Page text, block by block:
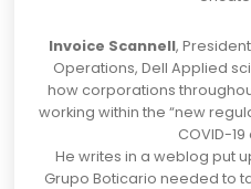
Invoice Scannell,
Operations, Dell Applied
how corporations
working within the “new
COVID-
He writes in a weblog put
Grupo Boticario needed to